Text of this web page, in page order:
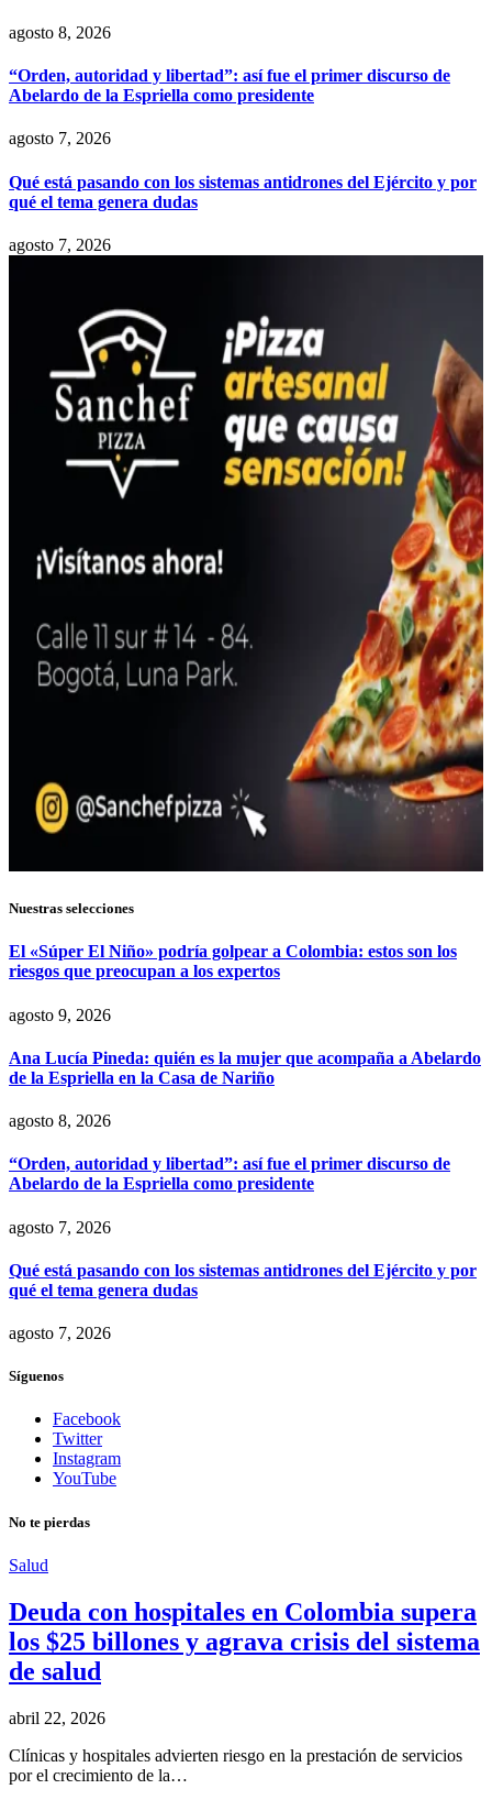
agosto 8, 2026
“Orden, autoridad y libertad”: así fue el primer discurso de
Abelardo de la Espriella como presidente
agosto 7, 2026
Qué está pasando con los sistemas antidrones del Ejército y por
qué el tema genera dudas
agosto 7, 2026
Nuestras selecciones
El «Súper El Niño» podría golpear a Colombia: estos son los
riesgos que preocupan a los expertos
agosto 9, 2026
Ana Lucía Pineda: quién es la mujer que acompaña a Abelardo
de la Espriella en la Casa de Nariño
agosto 8, 2026
“Orden, autoridad y libertad”: así fue el primer discurso de
Abelardo de la Espriella como presidente
agosto 7, 2026
Qué está pasando con los sistemas antidrones del Ejército y por
qué el tema genera dudas
agosto 7, 2026
Síguenos
Facebook
Twitter
Instagram
YouTube
No te pierdas
Salud
Deuda con hospitales en Colombia supera
los $25 billones y agrava crisis del sistema
de salud
abril 22, 2026
Clínicas y hospitales advierten riesgo en la prestación de servicios
por el crecimiento de la…